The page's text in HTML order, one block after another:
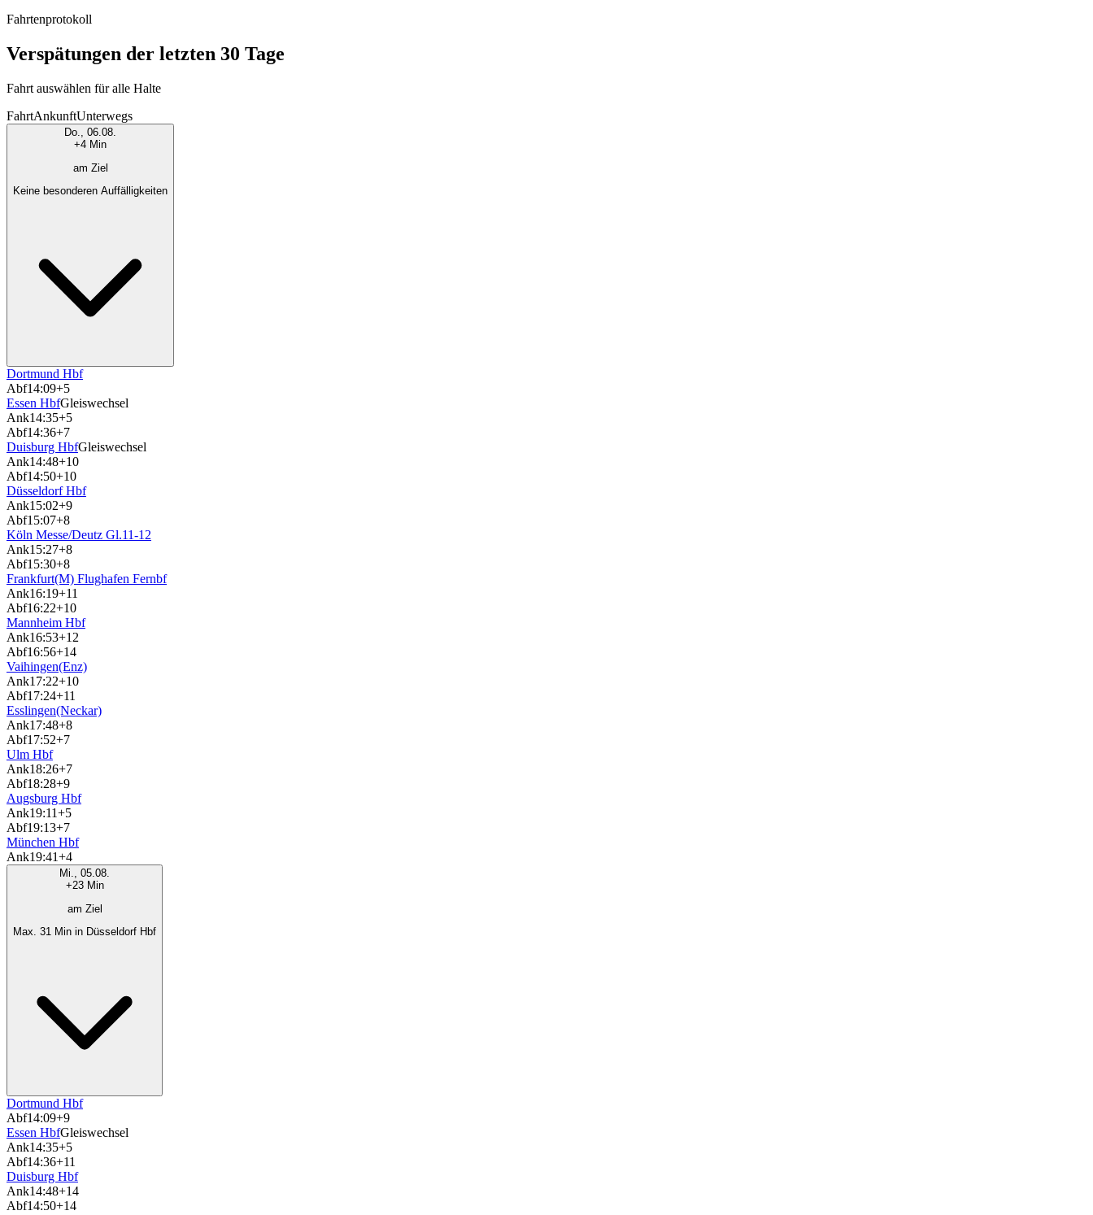
Fahrtenprotokoll
Verspätungen der letzten 30 Tage
Fahrt auswählen für alle Halte
FahrtAnkunftUnterwegs
Do., 06.08.
+4 Min
am Ziel
Keine besonderen Auffälligkeiten
Dortmund Hbf
Abf14:09+5
Essen HbfGleiswechsel
Ank14:35+5
Abf14:36+7
Duisburg HbfGleiswechsel
Ank14:48+10
Abf14:50+10
Düsseldorf Hbf
Ank15:02+9
Abf15:07+8
Köln Messe/Deutz Gl.11-12
Ank15:27+8
Abf15:30+8
Frankfurt(M) Flughafen Fernbf
Ank16:19+11
Abf16:22+10
Mannheim Hbf
Ank16:53+12
Abf16:56+14
Vaihingen(Enz)
Ank17:22+10
Abf17:24+11
Esslingen(Neckar)
Ank17:48+8
Abf17:52+7
Ulm Hbf
Ank18:26+7
Abf18:28+9
Augsburg Hbf
Ank19:11+5
Abf19:13+7
München Hbf
Ank19:41+4
Mi., 05.08.
+23 Min
am Ziel
Max. 31 Min in Düsseldorf Hbf
Dortmund Hbf
Abf14:09+9
Essen HbfGleiswechsel
Ank14:35+5
Abf14:36+11
Duisburg Hbf
Ank14:48+14
Abf14:50+14